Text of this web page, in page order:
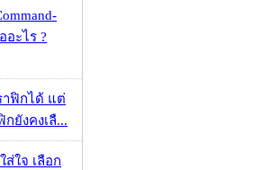
อะไร ?
าฟิกได้ แต่
ยังคงเลื...
ส่ใจ เลือก